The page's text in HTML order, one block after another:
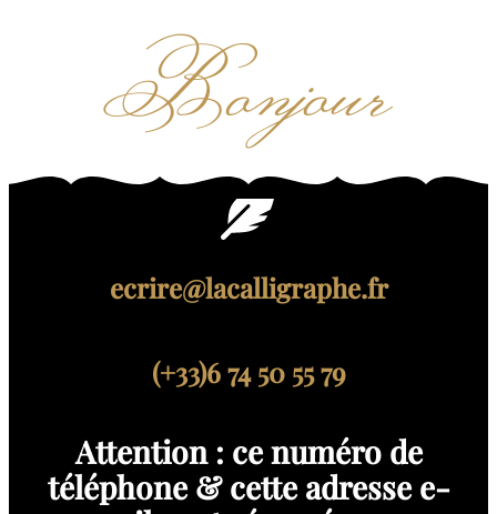
Bonjour
ecrire@lacalligraphe.fr
(+33)6 74 50 55 79
Attention : ce numéro de
téléphone & cette adresse e-